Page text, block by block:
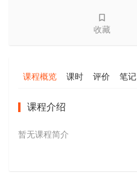
收藏
课程概览 课时 评价 笔记
课程介绍
暂无课程简介